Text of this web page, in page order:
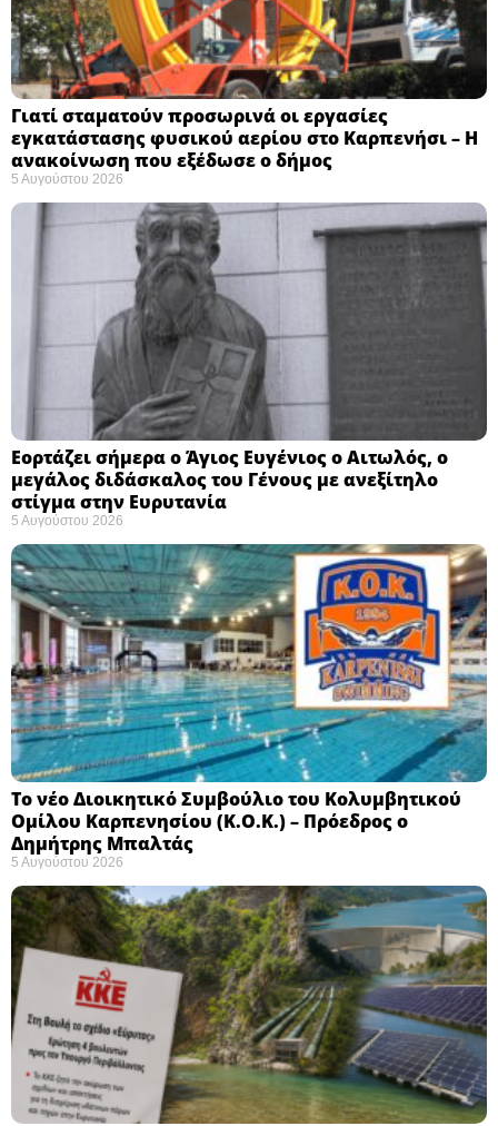
Γιατί σταματούν προσωρινά οι εργασίες
εγκατάστασης φυσικού αερίου στο Καρπενήσι – Η
ανακοίνωση που εξέδωσε ο δήμος
5 Αυγούστου 2026
Εορτάζει σήμερα ο Άγιος Ευγένιος ο Αιτωλός, ο
μεγάλος διδάσκαλος του Γένους με ανεξίτηλο
στίγμα στην Ευρυτανία
5 Αυγούστου 2026
Το νέο Διοικητικό Συμβούλιο του Κολυμβητικού
Ομίλου Καρπενησίου (Κ.Ο.Κ.) – Πρόεδρος ο
Δημήτρης Μπαλτάς
5 Αυγούστου 2026